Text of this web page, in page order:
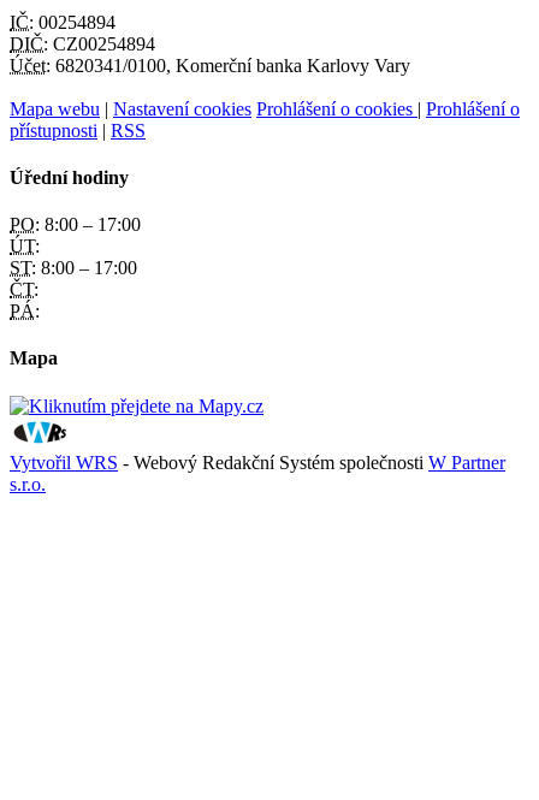
IČ: 00254894
DIČ: CZ00254894
Účet: 6820341/0100, Komerční banka Karlovy Vary
Mapa webu | Nastavení cookies Prohlášení o cookies | Prohlášení o
přístupnosti | RSS
Úřední hodiny
PO: 8:00 – 17:00
ÚT:
ST: 8:00 – 17:00
ČT:
PÁ:
Mapa
Vytvořil WRS - Webový Redakční Systém společnosti W Partner
s.r.o.